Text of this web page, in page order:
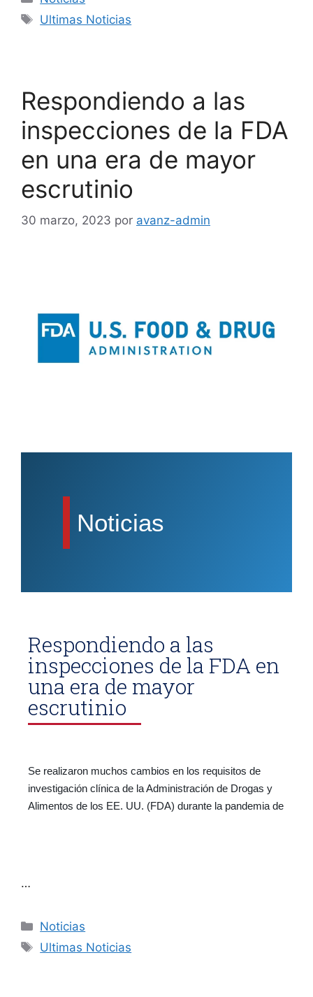
Ultimas Noticias
Respondiendo a las
inspecciones de la FDA
en una era de mayor
escrutinio
30 marzo, 2023 por avanz-admin
Noticias
Respondiendo a las
inspecciones de la FDA en
una era de mayor
escrutinio
Se realizaron muchos cambios en los requisitos de
investigación clínica de la Administración de Drogas y
Alimentos de los EE. UU. (FDA) durante la pandemia de
…
Noticias
Ultimas Noticias